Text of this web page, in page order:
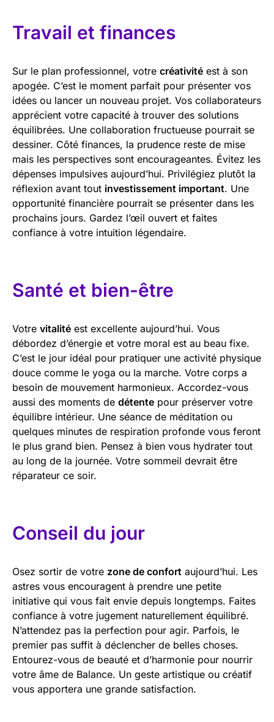
Travail et finances
Sur le plan professionnel, votre créativité est à son
apogée. C’est le moment parfait pour présenter vos
idées ou lancer un nouveau projet. Vos collaborateurs
apprécient votre capacité à trouver des solutions
équilibrées. Une collaboration fructueuse pourrait se
dessiner. Côté finances, la prudence reste de mise
mais les perspectives sont encourageantes. Évitez les
dépenses impulsives aujourd’hui. Privilégiez plutôt la
réflexion avant tout investissement important. Une
opportunité financière pourrait se présenter dans les
prochains jours. Gardez l’œil ouvert et faites
confiance à votre intuition légendaire.
Santé et bien-être
Votre vitalité est excellente aujourd’hui. Vous
débordez d’énergie et votre moral est au beau fixe.
C’est le jour idéal pour pratiquer une activité physique
douce comme le yoga ou la marche. Votre corps a
besoin de mouvement harmonieux. Accordez-vous
aussi des moments de détente pour préserver votre
équilibre intérieur. Une séance de méditation ou
quelques minutes de respiration profonde vous feront
le plus grand bien. Pensez à bien vous hydrater tout
au long de la journée. Votre sommeil devrait être
réparateur ce soir.
Conseil du jour
Osez sortir de votre zone de confort aujourd’hui. Les
astres vous encouragent à prendre une petite
initiative qui vous fait envie depuis longtemps. Faites
confiance à votre jugement naturellement équilibré.
N’attendez pas la perfection pour agir. Parfois, le
premier pas suffit à déclencher de belles choses.
Entourez-vous de beauté et d’harmonie pour nourrir
votre âme de Balance. Un geste artistique ou créatif
vous apportera une grande satisfaction.